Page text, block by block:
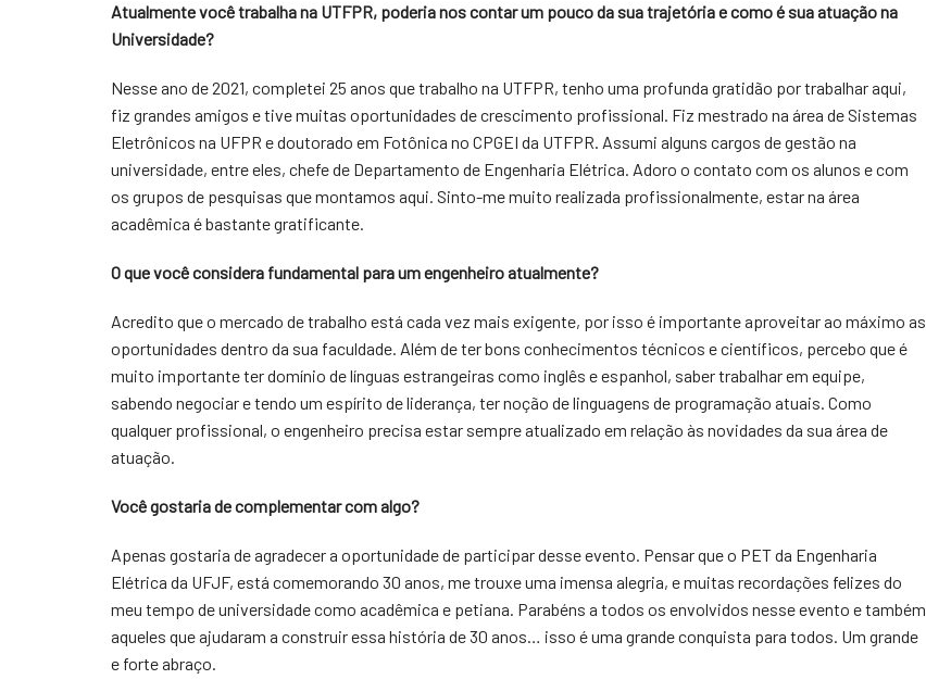
Atualmente você trabalha na UTFPR, poderia nos contar um pouco da sua trajetória e como é sua atuação na
Universidade?
Nesse ano de 2021, completei 25 anos que trabalho na UTFPR, tenho uma profunda gratidão por trabalhar aqui,
fiz grandes amigos e tive muitas oportunidades de crescimento profissional. Fiz mestrado na área de Sistemas
Eletrônicos na UFPR e doutorado em Fotônica no CPGEI da UTFPR. Assumi alguns cargos de gestão na
universidade, entre eles, chefe de Departamento de Engenharia Elétrica. Adoro o contato com os alunos e com
os grupos de pesquisas que montamos aqui. Sinto-me muito realizada profissionalmente, estar na área
acadêmica é bastante gratificante.
O que você considera fundamental para um engenheiro atualmente?
Acredito que o mercado de trabalho está cada vez mais exigente, por isso é importante aproveitar ao máximo as
oportunidades dentro da sua faculdade. Além de ter bons conhecimentos técnicos e científicos, percebo que é
muito importante ter domínio de línguas estrangeiras como inglês e espanhol, saber trabalhar em equipe,
sabendo negociar e tendo um espírito de liderança, ter noção de linguagens de programação atuais. Como
qualquer profissional, o engenheiro precisa estar sempre atualizado em relação às novidades da sua área de
atuação.
Você gostaria de complementar com algo?
Apenas gostaria de agradecer a oportunidade de participar desse evento. Pensar que o PET da Engenharia
Elétrica da UFJF, está comemorando 30 anos, me trouxe uma imensa alegria, e muitas recordações felizes do
meu tempo de universidade como acadêmica e petiana. Parabéns a todos os envolvidos nesse evento e também
aqueles que ajudaram a construir essa história de 30 anos… isso é uma grande conquista para todos. Um grande
e forte abraço.